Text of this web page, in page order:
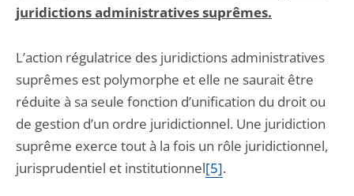
juridictions administratives suprêmes.
L’action régulatrice des juridictions administratives
suprêmes est polymorphe et elle ne saurait être
réduite à sa seule fonction d’unification du droit ou
de gestion d’un ordre juridictionnel. Une juridiction
suprême exerce tout à la fois un rôle juridictionnel,
jurisprudentiel et institutionnel[5].